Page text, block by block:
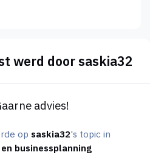
werd door saskia32
advies!
op saskia32's topic in
businessplanning